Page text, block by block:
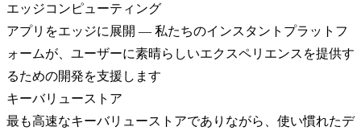
エッジコンピューティング
アプリをエッジに展開 — 私たちのインスタントプラットフ
ォームが、ユーザーに素晴らしいエクスペリエンスを提供す
るための開発を支援します
キーバリューストア
最も高速なキーバリューストアでありながら、使い慣れたデ